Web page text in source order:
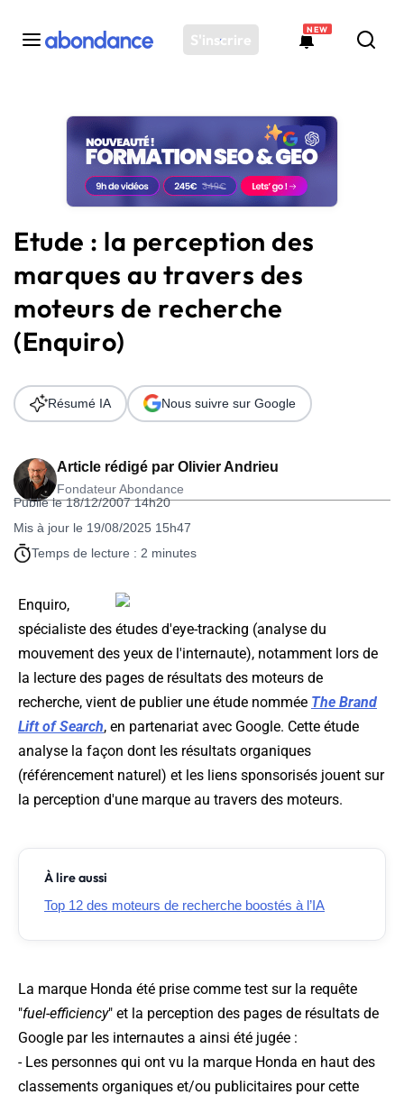
S'inscrire
NEW
Toutes les actus
Actus SEO
Plateforme
Solutions
Ressources
Audit SEO
Etude : la perception des
marques au travers des
moteurs de recherche
(Enquiro)
Article rédigé par Olivier Andrieu
Fondateur Abondance
Publié le 18/12/2007 14h20
Mis à jour le 19/08/2025 15h47
Temps de lecture : 2 minutes
Résumé IA Nous suivre sur Google
Enquiro,
spécialiste des études d'eye-tracking (analyse du
mouvement des yeux de l'internaute), notamment lors de
la lecture des pages de résultats des moteurs de
recherche, vient de publier une étude nommée The Brand
Lift of Search, en partenariat avec Google. Cette étude
analyse la façon dont les résultats organiques
(référencement naturel) et les liens sponsorisés jouent sur
la perception d'une marque au travers des moteurs.
À lire aussi
Top 12 des moteurs de recherche boostés à l’IA
La marque Honda été prise comme test sur la requête
"fuel-efficiency" et la perception des pages de résultats de
Google par les internautes a ainsi été jugée :
- Les personnes qui ont vu la marque Honda en haut des
classements organiques et/ou publicitaires pour cette